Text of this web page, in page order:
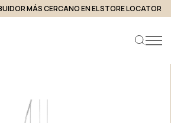
MÁS CERCANO EN EL STORE LOCATOR